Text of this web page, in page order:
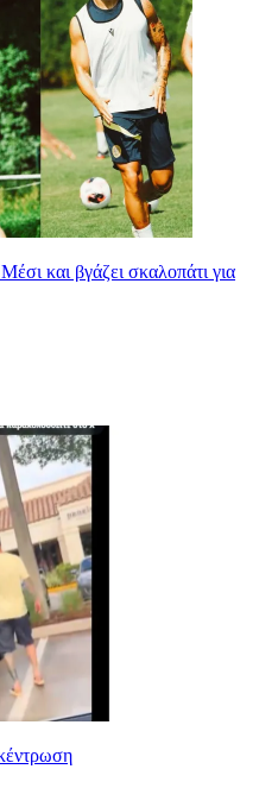
και βγάζει σκαλοπάτι για